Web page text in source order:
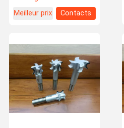
Meilleur prix
Contacts